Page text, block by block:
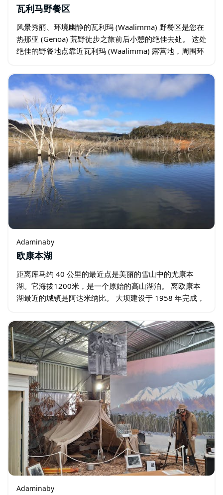
瓦利马野餐区
风景秀丽、环境幽静的瓦利玛 (Waalimma) 野餐区是您在
热那亚 (Genoa) 荒野徒步之旅前后小憩的绝佳去处。 这处
绝佳的野餐地点靠近瓦利玛 (Waalimma) 露营地，周围环
…
Adaminaby
欧康本湖
距离库马约 40 公里的最近点是美丽的雪山中的尤康本
湖。它海拔1200米，是一个原始的高山湖泊。 离欧康本
湖最近的城镇是阿达米纳比。 大坝建设于 1958 年完成，
悉尼港的九倍…
Adaminaby